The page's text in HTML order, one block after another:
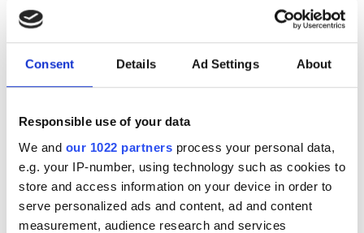
Consent Details Ad Settings About
Responsible use of your data
We and our 1022 partners process your personal data,
e.g. your IP-number, using technology such as cookies to
store and access information on your device in order to
serve personalized ads and content, ad and content
measurement, audience research and services
夜
評価
良い
とても良い
NephroPlus at Shreenath Clinic
Vadodara, India